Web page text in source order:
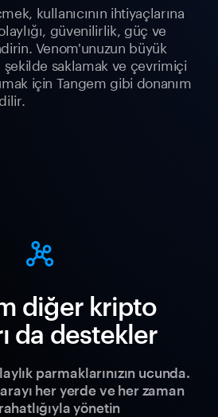
kullanıcının ihtiyaçlarına
güvenilirlik, güç ve
Venom'unuzun büyük
şekilde saklamak ve çevrimiçi
için Tangem gibi donanım
diğer kripto
da destekler
parmaklarınızın ucunda.
her yerde ve her zaman
yönetin